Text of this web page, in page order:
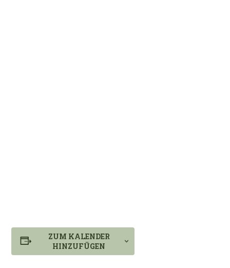
ZUM KALENDER
HINZUFÜGEN